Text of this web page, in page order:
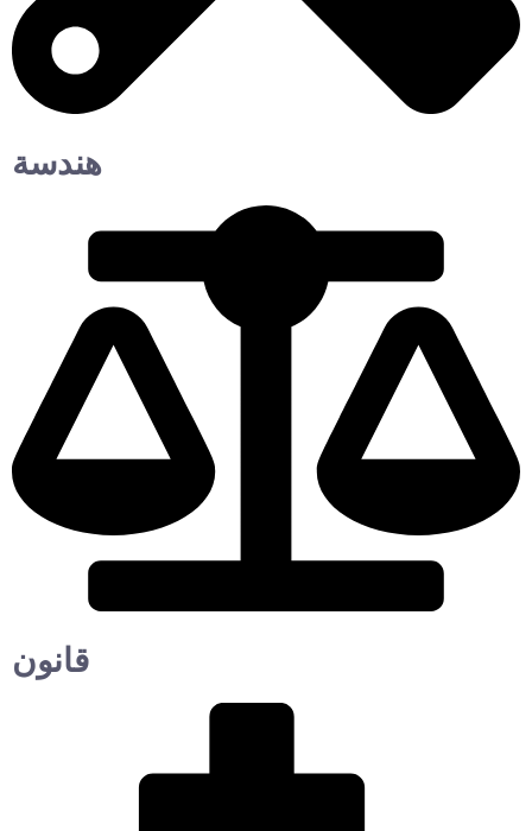
هندسة
قانون